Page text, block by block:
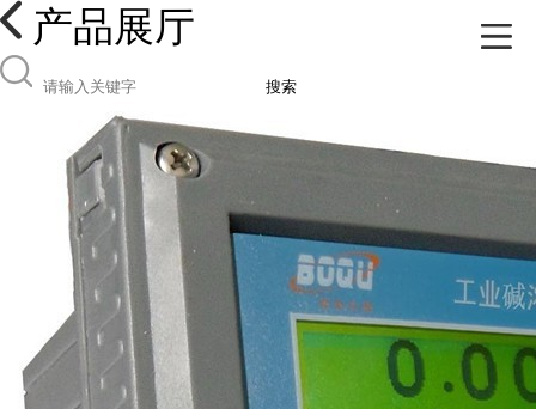
产品展厅
搜索